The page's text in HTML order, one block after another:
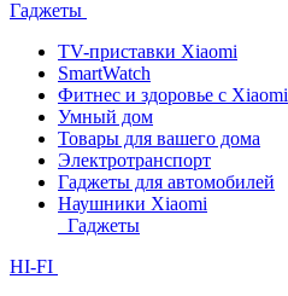
Гаджеты
TV-приставки Xiaomi
SmartWatch
Фитнес и здоровье с Xiaomi
Умный дом
Товары для вашего дома
Электротранспорт
Гаджеты для автомобилей
Наушники Xiaomi
Гаджеты
HI-FI